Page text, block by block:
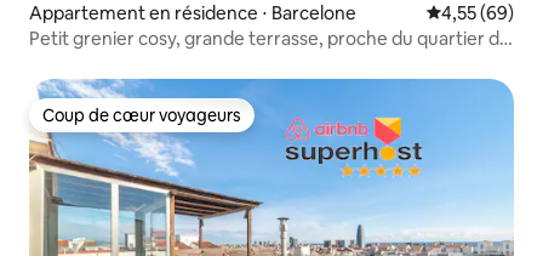
Appartement en résidence ⋅ Barcelone Évaluation
4,55 (69)
Petit grenier cosy, grande terrasse, proche du quartier de
Coup de cœur voyageurs
Coup de cœur voyageurs